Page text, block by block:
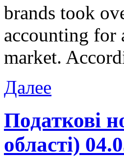
brands took
accounting for
market.
Далее
Податкові
області)